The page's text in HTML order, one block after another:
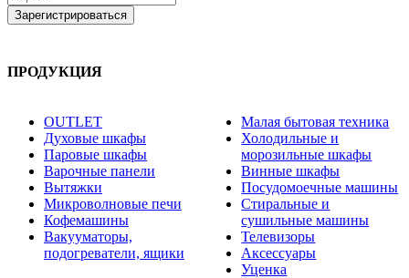
ПРОДУКЦИЯ
OUTLET
Духовые шкафы
Паровые шкафы
Варочные панели
Вытяжки
Микроволновые печи
Кофемашины
Вакууматоры,
подогреватели, ящики
Малая бытовая техника
Холодильные и
морозильные шкафы
Винные шкафы
Посудомоечные машины
Стиральные и
сушильные машины
Телевизоры
Аксессуары
Уценка